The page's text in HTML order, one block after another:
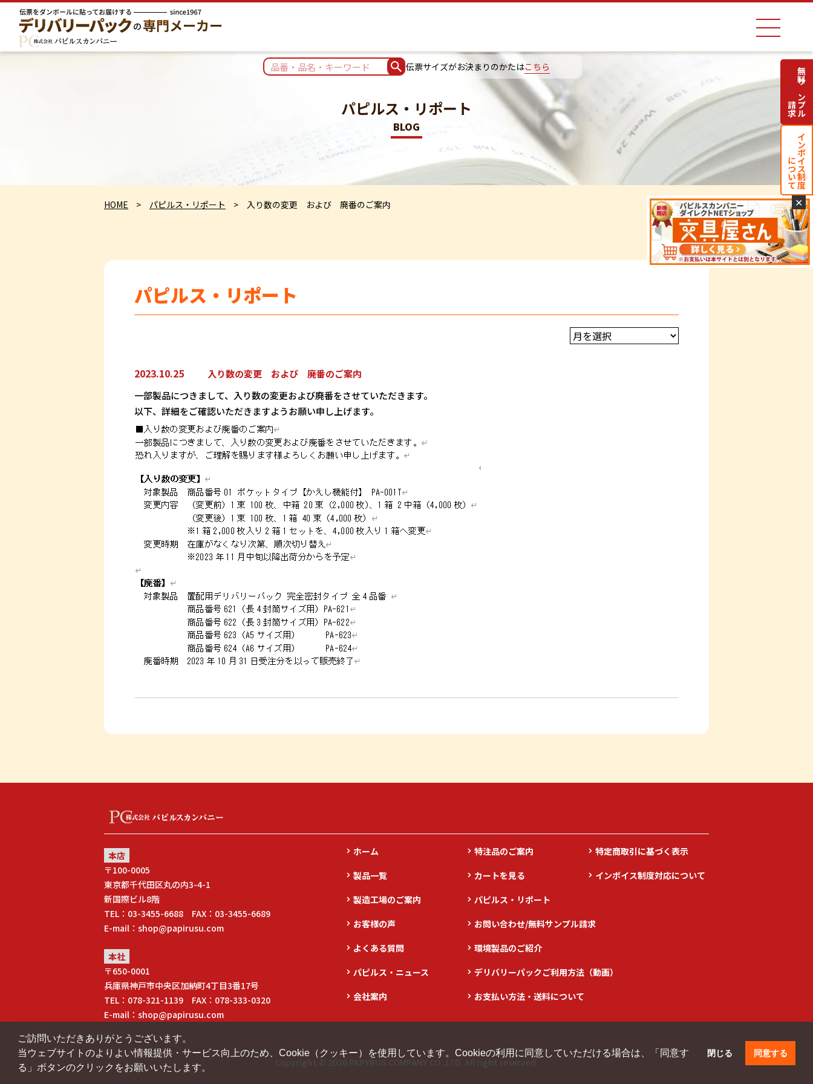
ご訪問いただきありがとうございます。
当ウェブサイトのよりよい情報提供・サービス向上のため、Cookie（クッキー）を使用しています。Cookieの利用に同意していただける場合は、「同意す
る」ボタンのクリックをお願いいたします。
閉じる 同意する
伝票サイズがお決まりのかたはこちら
パピルス・リポート
BLOG
HOME パピルス・リポート 入り数の変更 および 廃番のご案内
パピルス・リポート
2023.10.25
入り数の変更 および 廃番のご案内
一部製品につきまして、入り数の変更および廃番をさせていただきます。
以下、詳細をご確認いただきますようお願い申し上げます。
無料サンプル
請求
インボイス制度
について
✕
本店
〒100-0005
東京都千代田区丸の内3-4-1
新国際ビル8階
TEL：03-3455-6688 FAX：03-3455-6689
E-mail：shop@papirusu.com
本社
〒650-0001
兵庫県神戸市中央区加納町4丁目3番17号
TEL：078-321-1139 FAX：078-333-0320
E-mail：shop@papirusu.com
ホーム
製品一覧
製造工場のご案内
お客様の声
よくある質問
パピルス・ニュース
会社案内
特注品のご案内
カートを見る
パピルス・リポート
お問い合わせ/無料サンプル請求
環境製品のご紹介
デリバリーパックご利用方法（動画）
お支払い方法・送料について
特定商取引に基づく表示
インボイス制度対応について